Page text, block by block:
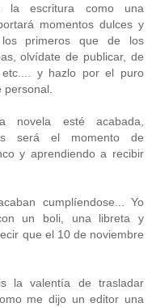
la escritura como una
momentos dulces y
primeros que de los
olvídate de publicar, de
y hazlo por el puro
novela esté acabada,
será el momento de
y aprendiendo a recibir
cumplíendose... Yo
un boli, una libreta y
que el 10 de noviembre
la valentía de trasladar
me dijo un editor una